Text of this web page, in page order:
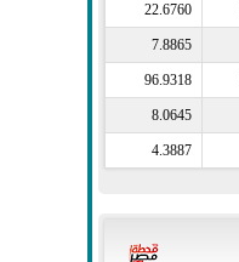
22.6760
7.8865
96.9318
8.0645
4.3887